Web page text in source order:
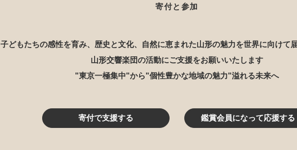
寄付と参加
子どもたちの感性を育み、歴史と文化、自然に恵まれた山形の魅力を世界に向けて
山形交響楽団の活動にご支援をお願いいたします
"東京一極集中"から"個性豊かな地域の魅力"溢れる未来へ
寄付で支援する 鑑賞会員になって応援する